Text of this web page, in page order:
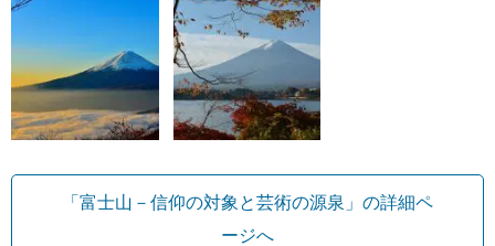
「富士山－信仰の対象と芸術の源泉」の詳細ペ
ージへ